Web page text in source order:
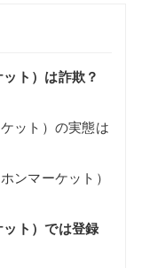
ト）は詐欺？
ット）の実態は
ンマーケット）
ト）では登録